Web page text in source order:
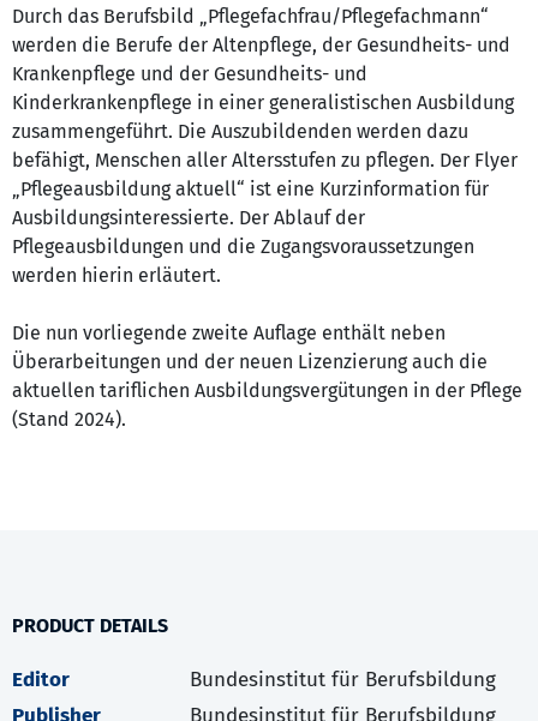
Durch das Berufsbild „Pflegefachfrau/Pflegefachmann“
werden die Berufe der Altenpflege, der Gesundheits- und
Krankenpflege und der Gesundheits- und
Kinderkrankenpflege in einer generalistischen Ausbildung
zusammengeführt. Die Auszubildenden werden dazu
befähigt, Menschen aller Altersstufen zu pflegen. Der Flyer
„Pflegeausbildung aktuell“ ist eine Kurzinformation für
Ausbildungsinteressierte. Der Ablauf der
Pflegeausbildungen und die Zugangsvoraussetzungen
werden hierin erläutert.
Die nun vorliegende zweite Auflage enthält neben
Überarbeitungen und der neuen Lizenzierung auch die
aktuellen tariflichen Ausbildungsvergütungen in der Pflege
(Stand 2024).
PRODUCT DETAILS
Editor
Bundesinstitut für Berufsbildung
Publisher
Bundesinstitut für Berufsbildung